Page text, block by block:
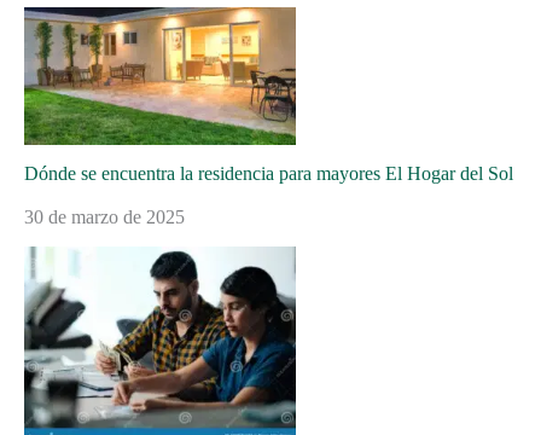
Dónde se encuentra la residencia para mayores El Hogar del Sol
30 de marzo de 2025